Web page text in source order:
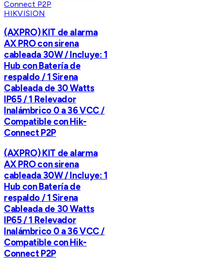
HIKVISION
(AXPRO) KIT de alarma
AX PRO con sirena
cableada 30W / Incluye: 1
Hub con Batería de
respaldo / 1 Sirena
Cableada de 30 Watts
IP65 / 1 Relevador
Inalámbrico 0 a 36 VCC /
Compatible con Hik-
Connect P2P
(AXPRO) KIT de alarma
AX PRO con sirena
cableada 30W / Incluye: 1
Hub con Batería de
respaldo / 1 Sirena
Cableada de 30 Watts
IP65 / 1 Relevador
Inalámbrico 0 a 36 VCC /
Compatible con Hik-
Connect P2P